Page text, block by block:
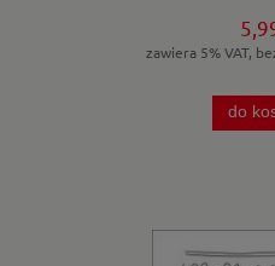
zawiera 5% VAT,
do